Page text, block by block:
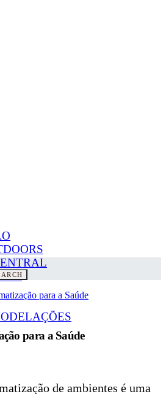
para a Saúde
de ambientes é uma